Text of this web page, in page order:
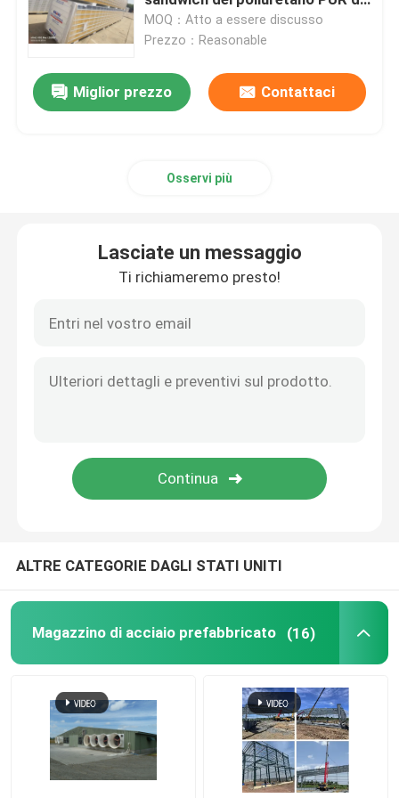
Magazzino d'acciaio prefabbricato
Pannello a sandwich acustico
Pannelli di rivestimento del metallo
Bobina della lamiera di acciaio
Camera pieghevole del contenitore
Lamiera d'acciaio profilata
Pannello sandwich in EPS
Pannello a sandwich decorativo
Angolo del pannello a sandwich
RAL per cella frigorifera
MOQ：Atto a essere discusso
Prezzo：Reasonable
Miglior prezzo Contattaci
Osservi più
Lasciate un messaggio
Ti richiameremo presto!
ALTRE CATEGORIE DAGLI STATI UNITI
Magazzino di acciaio prefabbricato (16)